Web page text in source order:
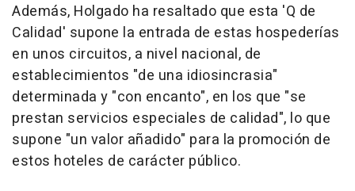
Además, Holgado ha resaltado que esta 'Q de
Calidad' supone la entrada de estas hospederías
en unos circuitos, a nivel nacional, de
establecimientos "de una idiosincrasia"
determinada y "con encanto", en los que "se
prestan servicios especiales de calidad", lo que
supone "un valor añadido" para la promoción de
estos hoteles de carácter público.